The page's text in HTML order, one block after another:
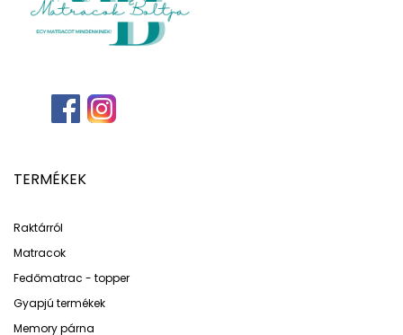
TERMÉKEK
Raktárról
Matracok
Fedőmatrac - topper
Gyapjú termékek
Memory párna